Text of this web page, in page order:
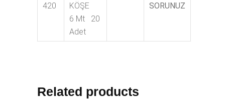
420
KÖŞE
6 Mt 20
Adet
SORUNUZ
Related products